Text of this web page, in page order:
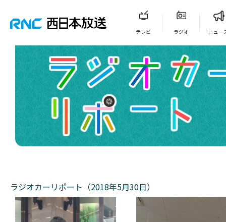
テレビ ラジオ ニュー
ラジオカーリポート（2018年5月30日）